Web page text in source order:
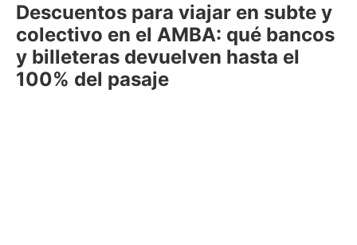
Descuentos para viajar en subte y
colectivo en el AMBA: qué bancos
y billeteras devuelven hasta el
100% del pasaje